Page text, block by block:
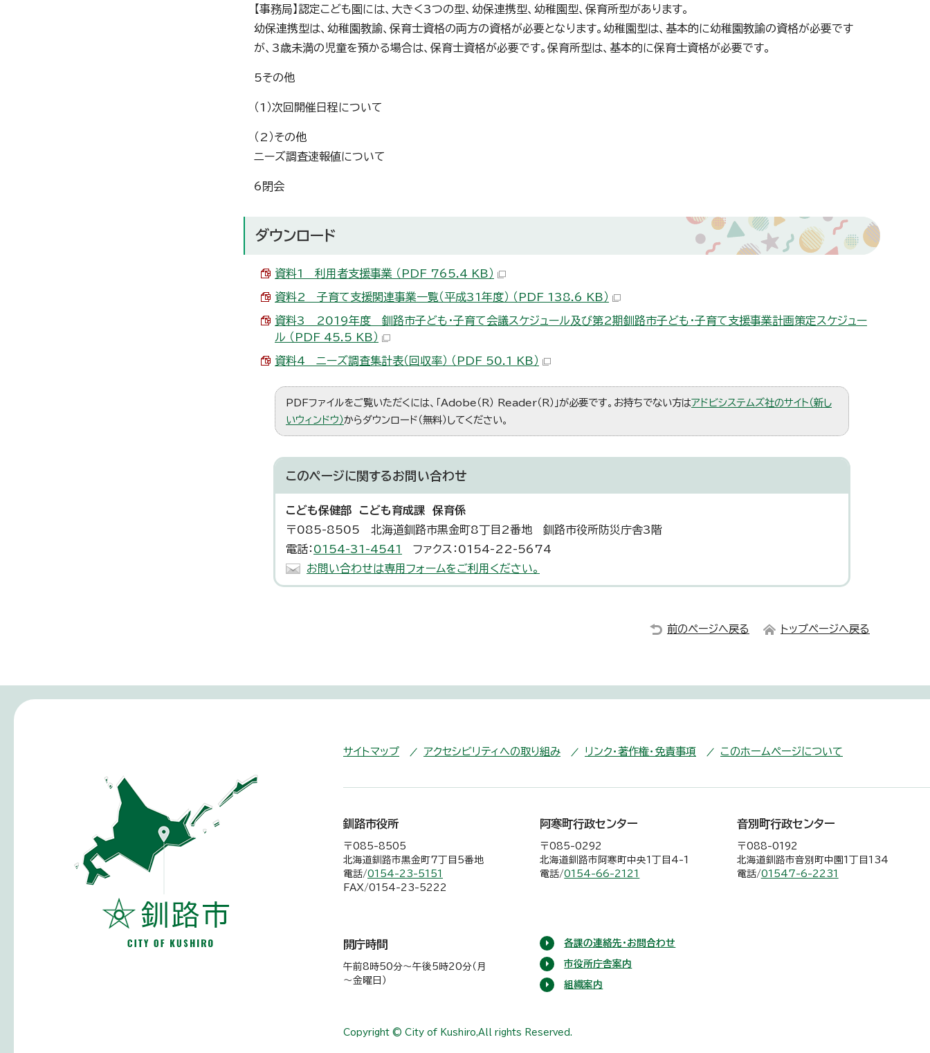
【事務局】認定こども園には、大きく3つの型、幼保連携型、幼稚園型、保育所型があります。
幼保連携型は、幼稚園教諭、保育士資格の両方の資格が必要となります。幼稚園型は、基本的に幼稚園教諭の資格が必要です
が、3歳未満の児童を預かる場合は、保育士資格が必要です。保育所型は、基本的に保育士資格が必要です。
5その他
（1）次回開催日程について
（2）その他
ニーズ調査速報値について
6閉会
ダウンロード
資料1 利用者支援事業 （PDF 765.4 KB）
資料2 子育て支援関連事業一覧（平成31年度） （PDF 138.6 KB）
資料3 2019年度 釧路市子ども・子育て会議スケジュール及び第2期釧路市子ども・子育て支援事業計画策定スケジュー
ル （PDF 45.5 KB）
資料4 ニーズ調査集計表（回収率） （PDF 50.1 KB）
PDFファイルをご覧いただくには、「Adobe（R） Reader（R）」が必要です。お持ちでない方はアドビシステムズ社のサイト（新し
いウィンドウ）からダウンロード（無料）してください。
このページに関するお問い合わせ
こども保健部 こども育成課 保育係
〒085-8505 北海道釧路市黒金町8丁目2番地 釧路市役所防災庁舎3階
電話： 0154-31-4541
ファクス：0154-22-5674
お問い合わせは専用フォームをご利用ください。
前のページへ戻る トップページへ戻る
サイトマップ アクセシビリティへの取り組み リンク・著作権・免責事項 このホームページについて
釧路市役所
〒085-8505
北海道釧路市黒金町7丁目5番地
電話/0154-23-5151
FAX/0154-23-5222
阿寒町行政センター
〒085-0292
北海道釧路市阿寒町中央1丁目4-1
電話/0154-66-2121
音別町行政センター
〒088-0192
北海道釧路市音別町中園1丁目134
電話/01547-6-2231
開庁時間
午前8時50分～午後5時20分（月
～金曜日）
各課の連絡先・お問合わせ
市役所庁舎案内
組織案内
Copyright © City of Kushiro,All rights Reserved.